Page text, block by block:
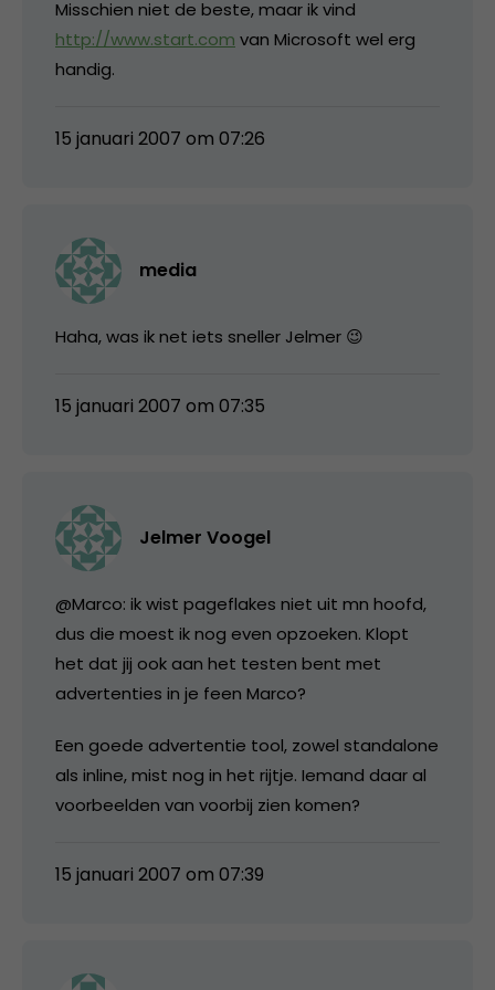
Misschien niet de beste, maar ik vind
http://www.start.com van Microsoft wel erg
handig.
15 januari 2007 om 07:26
media
Haha, was ik net iets sneller Jelmer 😉
15 januari 2007 om 07:35
Jelmer Voogel
@Marco: ik wist pageflakes niet uit mn hoofd,
dus die moest ik nog even opzoeken. Klopt
het dat jij ook aan het testen bent met
advertenties in je feen Marco?
Een goede advertentie tool, zowel standalone
als inline, mist nog in het rijtje. Iemand daar al
voorbeelden van voorbij zien komen?
15 januari 2007 om 07:39